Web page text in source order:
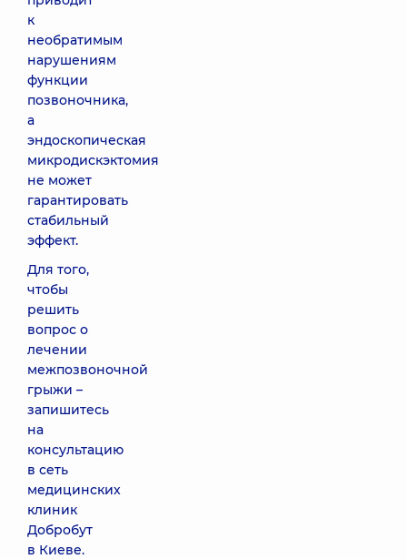
к
необратимым
нарушениям
функции
позвоночника,
а
эндоскопическая
микродискэктомия
не может
гарантировать
стабильный
эффект.
Для того,
чтобы
решить
вопрос о
лечении
межпозвоночной
грыжи –
запишитесь
на
консультацию
в сеть
медицинских
клиник
Добробут
в Киеве.